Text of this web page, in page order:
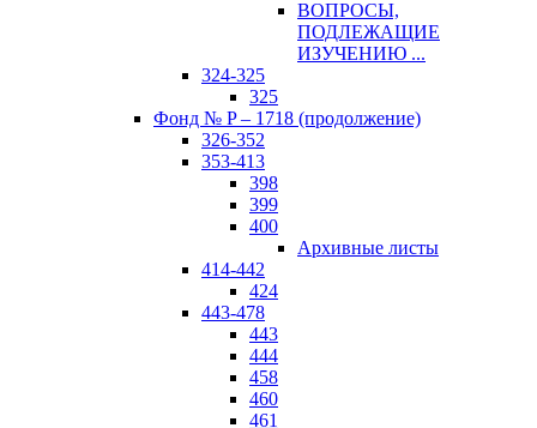
ВОПРОСЫ,
ПОДЛЕЖАЩИЕ
ИЗУЧЕНИЮ ...
324-325
325
Фонд № P – 1718 (продолжение)
326-352
353-413
398
399
400
Архивные листы
414-442
424
443-478
443
444
458
460
461